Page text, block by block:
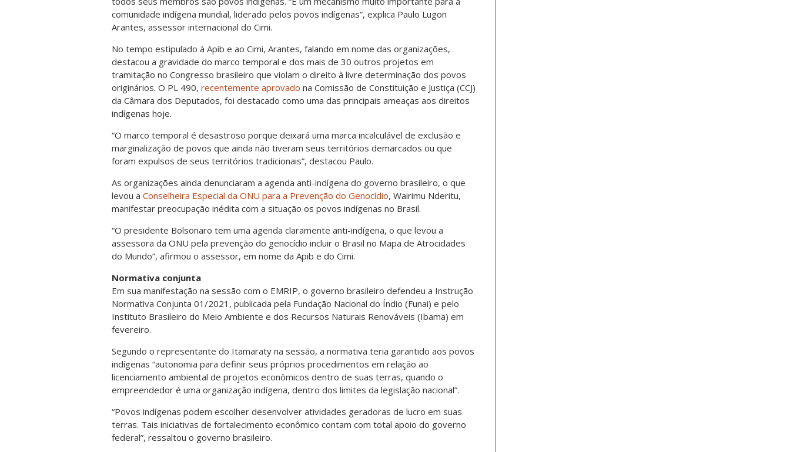
comunidade indígena mundial, liderado pelos povos indígenas”, explica Paulo Lugon
Arantes, assessor internacional do Cimi.
No tempo estipulado à Apib e ao Cimi, Arantes, falando em nome das organizações,
destacou a gravidade do marco temporal e dos mais de 30 outros projetos em
tramitação no Congresso brasileiro que violam o direito à livre determinação dos povos
originários. O PL 490, recentemente aprovado na Comissão de Constituição e Justiça (CCJ)
da Câmara dos Deputados, foi destacado como uma das principais ameaças aos direitos
indígenas hoje.
“O marco temporal é desastroso porque deixará uma marca incalculável de exclusão e
marginalização de povos que ainda não tiveram seus territórios demarcados ou que
foram expulsos de seus territórios tradicionais”, destacou Paulo.
As organizações ainda denunciaram a agenda anti-indígena do governo brasileiro, o que
levou a Conselheira Especial da ONU para a Prevenção do Genocídio, Wairimu Nderitu,
manifestar preocupação inédita com a situação os povos indígenas no Brasil.
“O presidente Bolsonaro tem uma agenda claramente anti-indígena, o que levou a
assessora da ONU pela prevenção do genocídio incluir o Brasil no Mapa de Atrocidades
do Mundo”, afirmou o assessor, em nome da Apib e do Cimi.
Normativa conjunta
Em sua manifestação na sessão com o EMRIP, o governo brasileiro defendeu a Instrução
Normativa Conjunta 01/2021, publicada pela Fundação Nacional do Índio (Funai) e pelo
Instituto Brasileiro do Meio Ambiente e dos Recursos Naturais Renováveis (Ibama) em
fevereiro.
Segundo o representante do Itamaraty na sessão, a normativa teria garantido aos povos
indígenas “autonomia para definir seus próprios procedimentos em relação ao
licenciamento ambiental de projetos econômicos dentro de suas terras, quando o
empreendedor é uma organização indígena, dentro dos limites da legislação nacional”.
“Povos indígenas podem escolher desenvolver atividades geradoras de lucro em suas
terras. Tais iniciativas de fortalecimento econômico contam com total apoio do governo
federal”, ressaltou o governo brasileiro.